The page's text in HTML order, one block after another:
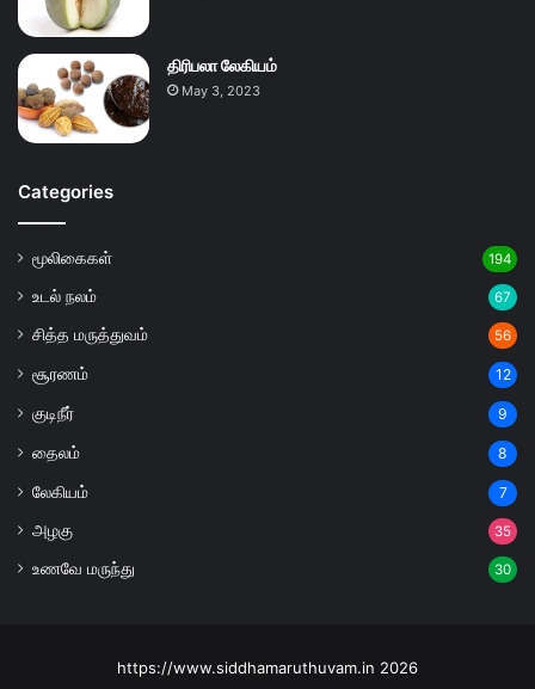
திரிபலா லேகியம்
May 3, 2023
Categories
மூலிகைகள் 194
உடல் நலம் 67
சித்த மருத்துவம் 56
சூரணம் 12
குடிநீர் 9
தைலம் 8
லேகியம் 7
அழகு 35
உணவே மருந்து 30
https://www.siddhamaruthuvam.in 2026